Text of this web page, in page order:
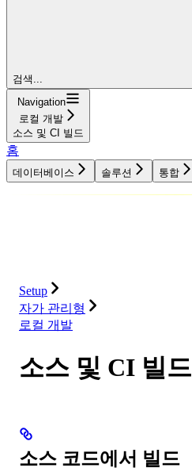
검색...
Navigation
로컬 개발
소스 및 CI 빌드
홈
데이터베이스 솔루션 통합
Setup
자가 관리형
로컬 개발
소스 및 CI 빌드
소스 코드에서 빌드